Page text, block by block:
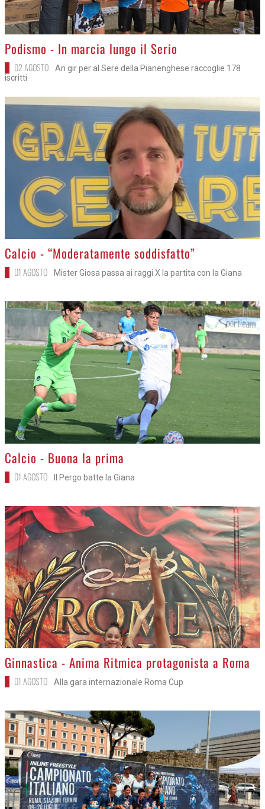
>
Podismo - In marcia lungo il Serio
02 AGOSTO
An gir per al Sere della Pianenghese raccoglie 178
iscritti
>
Calcio - “Moderatamente soddisfatto”
01 AGOSTO Mister Giosa passa ai raggi X la partita con la Giana
>
Calcio - Buona la prima
01 AGOSTO Il Pergo batte la Giana
>
Ginnastica - Anima Ritmica protagonista a Roma
01 AGOSTO Alla gara internazionale Roma Cup